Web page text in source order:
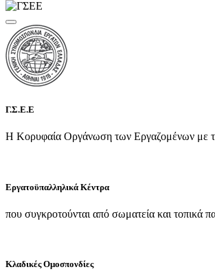
Γ.Σ.Ε.Ε
Η Κορυφαία Οργάνωση των Εργαζομένων με την
Εργατοϋπαλληλικά Κέντρα
που συγκροτούνται από σωματεία και τοπικά
Κλαδικές Ομοσπονδίες